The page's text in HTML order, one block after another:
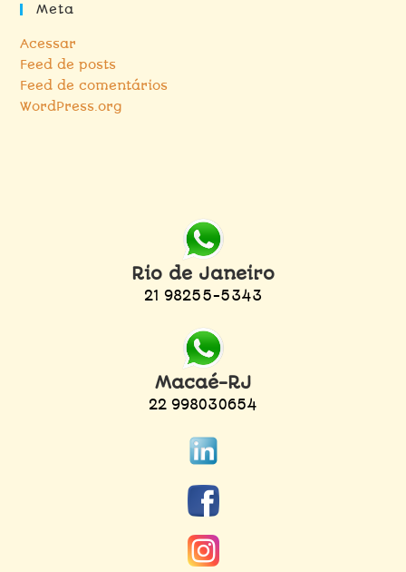
Meta
Acessar
Feed de posts
Feed de comentários
WordPress.org
Rio de Janeiro
21 98255-5343
Macaé-RJ
22 998030654